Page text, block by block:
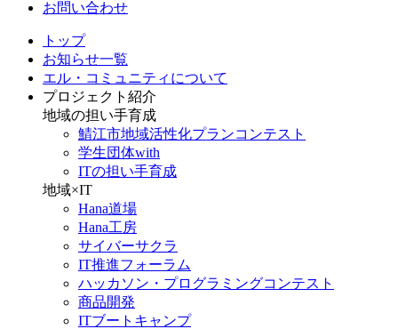
お問い合わせ
トップ
お知らせ一覧
エル・コミュニティについて
プロジェクト紹介
地域の担い手育成
鯖江市地域活性化プランコンテスト
学生団体with
ITの担い手育成
地域×IT
Hana道場
Hana工房
サイバーサクラ
IT推進フォーラム
ハッカソン・プログラミングコンテスト
商品開発
ITブートキャンプ